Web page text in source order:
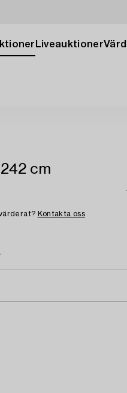
Liveauktioner
cm
Kontakta oss